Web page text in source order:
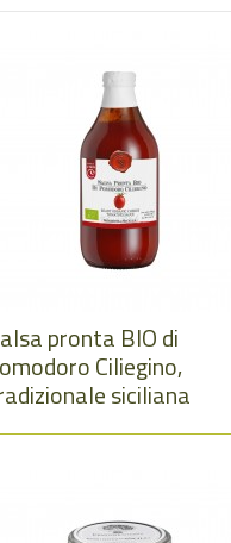
pronta BIO di
Ciliegino,
siciliana